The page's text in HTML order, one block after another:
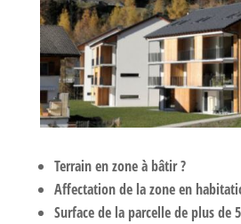
Terrain en zone à bâtir ?
Affectation de la zone en
Surface de la parcelle de plus de